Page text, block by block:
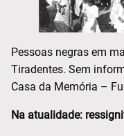
Pessoas negras em
Tiradentes. Sem
Casa da Memória –
Na atualidade: